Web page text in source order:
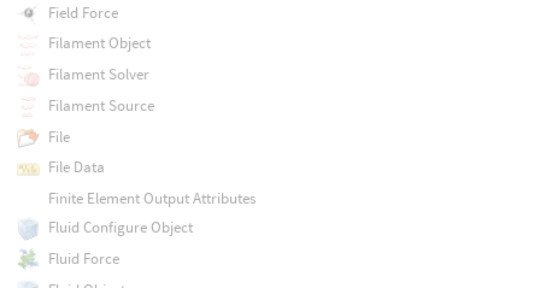
Field Force
Filament Object
Filament Solver
Filament Source
File
File Data
Finite Element Output Attributes
Fluid Configure Object
Fluid Force